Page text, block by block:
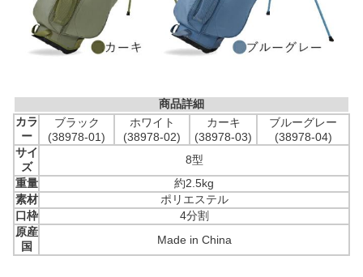
商品詳細
カラ
ー
ブラック
(38978-01)
ホワイト
(38978-02)
カーキ
(38978-03)
ブルーグレー
(38978-04)
サイ
ズ
8型
重量
約2.5kg
素材
ポリエステル
口枠
4分割
原産
国
Made in China